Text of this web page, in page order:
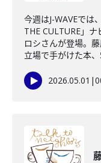
今週はJ-WAVEでは
THE CULTURE」
ロシさんが登場。
立場で手がけた本
2026.05.01 |